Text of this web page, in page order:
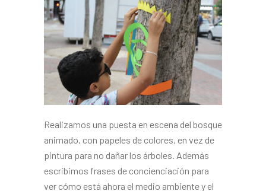
Realizamos una puesta en escena del bosque
animado, con papeles de colores, en vez de
pintura para no dañar los árboles. Además
escribimos frases de concienciación para
ver cómo está ahora el medio ambiente y el